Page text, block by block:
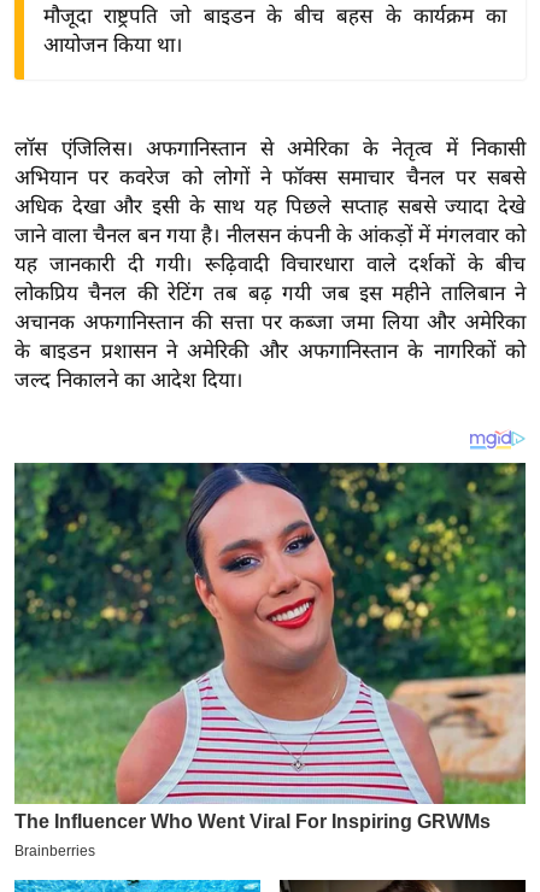
शे
ष
ज्ञ
रा
य
ब
ज
ट
क्रि
के
ट
I
P
L
2
0
2
6
क्रा
इ
म
मौजूदा राष्ट्रपति जो बाइडन के बीच बहस के कार्यक्रम का
आयोजन किया था।
लॉस एंजिलिस। अफगानिस्तान से अमेरिका के नेतृत्व में निकासी
अभियान पर कवरेज को लोगों ने फॉक्स समाचार चैनल पर सबसे
अधिक देखा और इसी के साथ यह पिछले सप्ताह सबसे ज्यादा देखे
जाने वाला चैनल बन गया है। नीलसन कंपनी के आंकड़ों में मंगलवार को
यह जानकारी दी गयी। रूढ़िवादी विचारधारा वाले दर्शकों के बीच
लोकप्रिय चैनल की रेटिंग तब बढ़ गयी जब इस महीने तालिबान ने
अचानक अफगानिस्तान की सत्ता पर कब्जा जमा लिया और अमेरिका
के बाइडन प्रशासन ने अमेरिकी और अफगानिस्तान के नागरिकों को
जल्द निकालने का आदेश दिया।